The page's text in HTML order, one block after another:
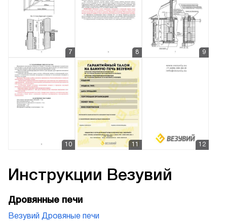
Инструкции Везувий
Дровянные печи
Везувий Дровяные печи